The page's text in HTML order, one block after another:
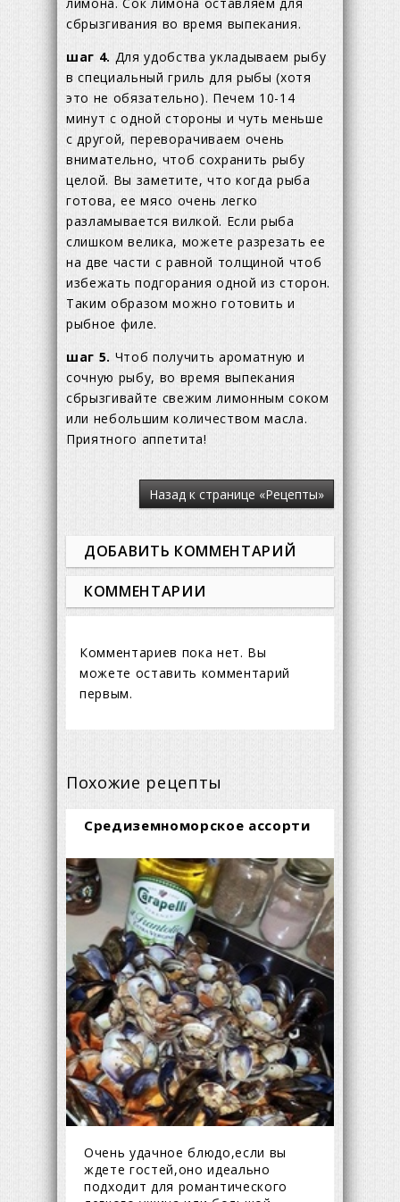
сбрызгивания во время выпекания.
шаг 4. Для удобства укладываем рыбу
в специальный гриль для рыбы (хотя
это не обязательно). Печем 10-14
минут с одной стороны и чуть меньше
с другой, переворачиваем очень
внимательно, чтоб сохранить рыбу
целой. Вы заметите, что когда рыба
готова, ее мясо очень легко
разламывается вилкой. Если рыба
слишком велика, можете разрезать ее
на две части с равной толщиной чтоб
избежать подгорания одной из сторон.
Таким образом можно готовить и
рыбное филе.
шаг 5. Чтоб получить ароматную и
сочную рыбу, во время выпекания
сбрызгивайте свежим лимонным соком
или небольшим количеством масла.
Приятного аппетита!
Назад к странице «Рецепты»
ДОБАВИТЬ КОММЕНТАРИЙ
КОММЕНТАРИИ
Комментариев пока нет. Вы
можете оставить комментарий
первым.
Похожие рецепты
Средиземноморское ассорти
Очень удачное блюдо,если вы
ждете гостей,оно идеально
подходит для романтического